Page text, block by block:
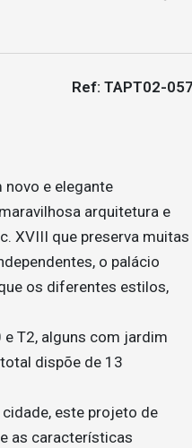
Ref: TAPT02-057
novo e elegante
arquitetura e
XVIII que preserva muitas
o palácio
os diferentes estilos,
T2, alguns com jardim
dispõe de 13
cidade, este projeto de
as características